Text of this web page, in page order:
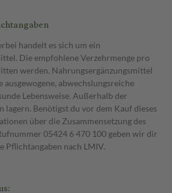
handelt es sich um ein
Die empfohlene Verzehrmenge pro
werden. Nahrungsergänzungsmittel
ausgewogene, abwechslungsreiche
Lebensweise. Außerhalb der
lagern. Benötigst du vor dem Kauf dieses
über die Zusammensetzung des
05424 6 470 100 geben wir dir
Pflichtangaben nach LMIV.